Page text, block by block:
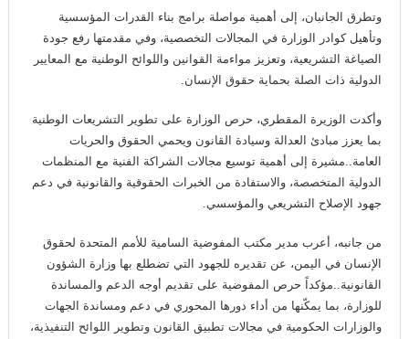
وتطرق الجانبان، إلى أهمية مواصلة برامج بناء القدرات المؤسسية
وتأهيل كوادر الوزارة في المجالات التخصصية، وفي مقدمتها رفع جودة
الصياغة التشريعية، وتعزيز مواءمة القوانين واللوائح الوطنية مع المعايير
الدولية ذات الصلة بحماية حقوق الإنسان.
وأكدت الوزيرة المقطري، حرص الوزارة على تطوير التشريعات الوطنية
بما يعزز مبادئ العدالة وسيادة القانون ويحمي الحقوق والحريات
العامة..مشيرة إلى أهمية توسيع مجالات الشراكة الفنية مع المنظمات
الدولية المتخصصة، والاستفادة من الخبرات الحقوقية والقانونية في دعم
جهود الإصلاح التشريعي والمؤسسي.
من جانبه، أعرب مدير مكتب المفوضية السامية للأمم المتحدة لحقوق
الإنسان في اليمن، عن تقديره للجهود التي تضطلع بها وزارة الشؤون
القانونية..مؤكداً حرص المفوضية على تقديم أوجه الدعم والمساندة
للوزارة، بما يمكّنها من أداء دورها المحوري في دعم ومساندة الجهات
والوزارات الحكومية في مجالات تطبيق القانون وتطوير اللوائح التنفيذية،